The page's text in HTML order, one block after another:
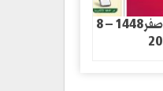
صحيفة الثورة السبت 25 صفر1448 – 8